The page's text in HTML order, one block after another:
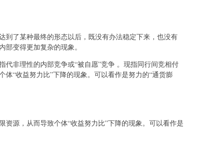
到了某种最终的形态以后，既没有办法稳定下来，也没有
变得更加复杂的现象。
代非理性的内部竞争或“被自愿”竞争 。现指同行间竞相付
体“收益努力比”下降的现象。可以看作是努力的“通货膨
资源，从而导致个体“收益努力比”下降的现象。可以看作是